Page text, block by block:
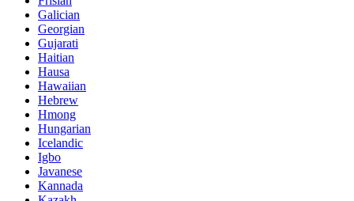
Galician
Georgian
Gujarati
Haitian
Hausa
Hawaiian
Hebrew
Hmong
Hungarian
Icelandic
Igbo
Javanese
Kannada